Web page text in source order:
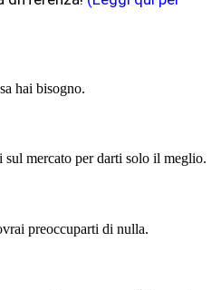
hai bisogno.
mercato per darti solo il meglio.
preoccuparti di nulla.